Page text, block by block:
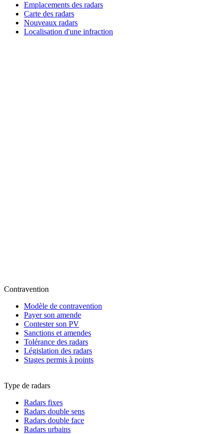
Emplacements des radars
Carte des radars
Nouveaux radars
Localisation d'une infraction
Contravention
Modèle de contravention
Payer son amende
Contester son PV
Sanctions et amendes
Tolérance des radars
Législation des radars
Stages permis à points
Type de radars
Radars fixes
Radars double sens
Radars double face
Radars urbains